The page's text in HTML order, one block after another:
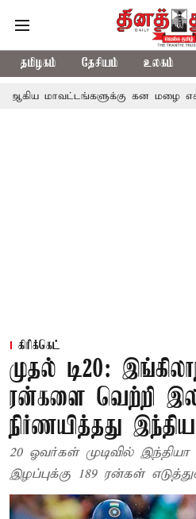
தமிழகம் தேசியம் உலகம்
கன மழை எச்சரிக்கை
கிரிக்கெட்
முதல் டி20:
ரன்களை வெற்றி
நிர்ணயித்தது
20 ஓவர்கள் முடிவில் இந்தியா
இழப்புக்கு 189 ரன்கள்